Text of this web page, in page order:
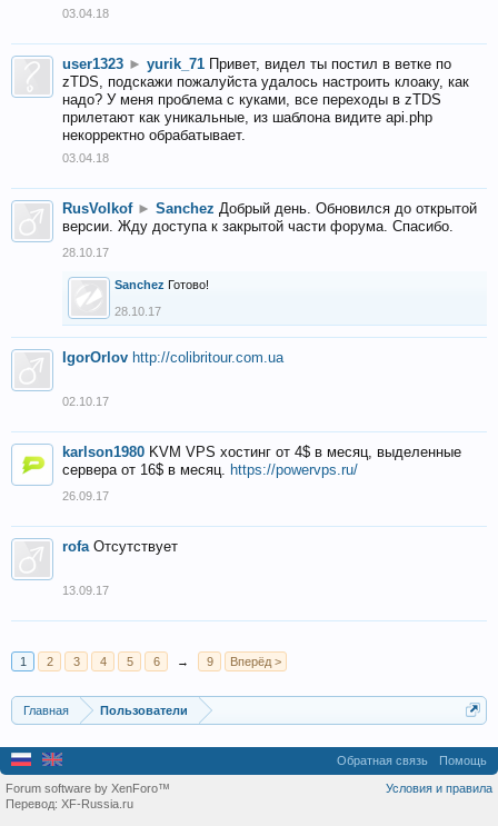
03.04.18
user1323 ► yurik_71 Привет, видел ты постил в ветке по
zTDS, подскажи пожалуйста удалось настроить клоаку, как
надо? У меня проблема с куками, все переходы в zTDS
прилетают как уникальные, из шаблона видите api.php
некорректно обрабатывает.
03.04.18
RusVolkof ► Sanchez Добрый день. Обновился до открытой
версии. Жду доступа к закрытой части форума. Спасибо.
28.10.17
Sanchez Готово!
28.10.17
IgorOrlov http://colibritour.com.ua
02.10.17
karlson1980 KVM VPS хостинг от 4$ в месяц, выделенные
сервера от 16$ в месяц. https://powervps.ru/
26.09.17
rofa Отсутствует
13.09.17
1 2 3 4 5 6 → 9 Вперёд >
Главная Пользователи
Обратная связь Помощь
Условия и правила
Forum software by XenForo™
Перевод: XF-Russia.ru